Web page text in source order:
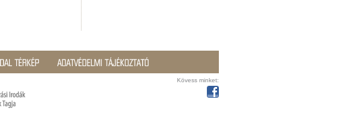
Kövess minket: